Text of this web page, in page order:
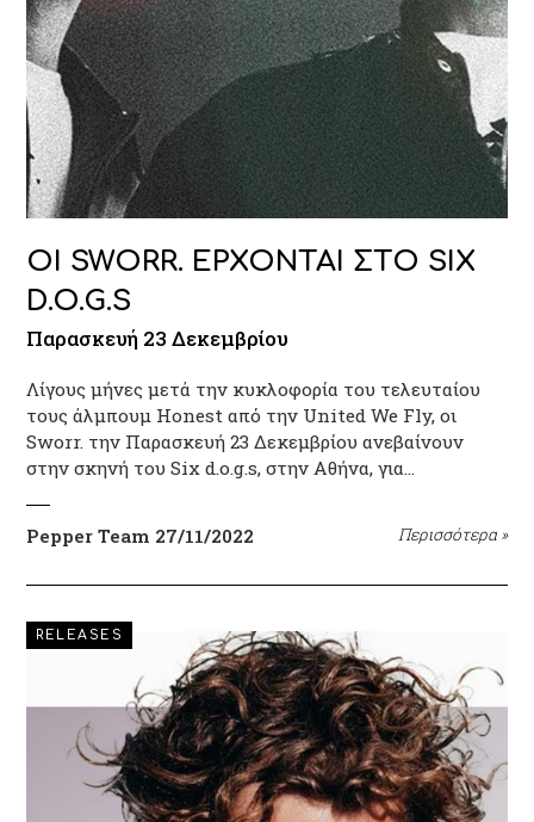
ΟΙ SWORR. ΕΡΧΟΝΤΑΙ ΣΤΟ SIX
D.O.G.S
Παρασκευή 23 Δεκεμβρίου
Λίγους μήνες μετά την κυκλοφορία του τελευταίου
τους άλμπουμ Ηonest από την United We Fly, οι
Sworr. την Παρασκευή 23 Δεκεμβρίου ανεβαίνουν
στην σκηνή του Six d.o.g.s, στην Αθήνα, για…
Pepper Team 27/11/2022 Περισσότερα »
RELEASES